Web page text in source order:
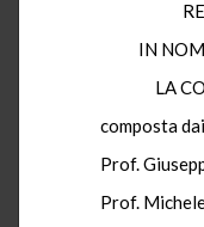
IN
LA
composta
Prof.
Prof.